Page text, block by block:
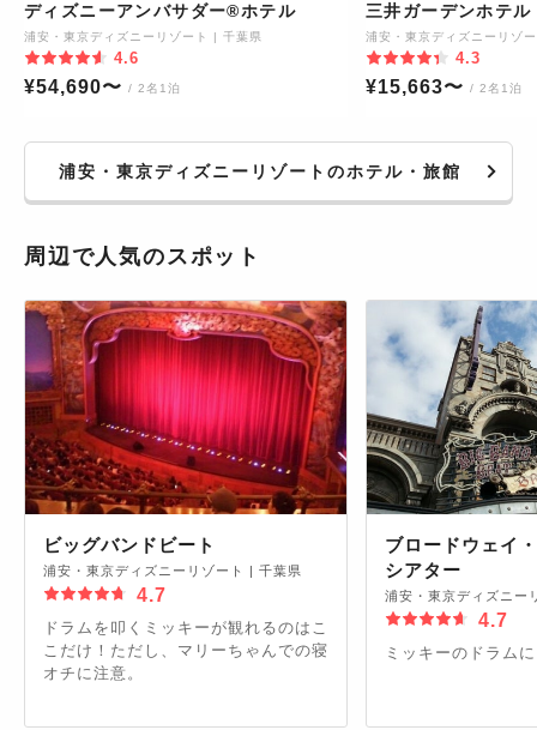
ディズニーアンバサダー®ホテル
浦安・東京ディズニーリゾート | 千葉県
4.6
¥54,690〜 / 2名1泊
三井ガーデンホテ
浦安・東京ディズニーリゾ
4.3
¥15,663〜 / 2名1泊
浦安・東京ディズニーリゾートのホテル・旅館
周辺で人気のスポット
ビッグバンドビート
浦安・東京ディズニーリゾート | 千葉県
4.7
ドラムを叩くミッキーが観れるのはこ
こだけ！ただし、マリーちゃんでの寝
オチに注意。
ブロードウェイ
シアター
浦安・東京ディズニー
4.7
ミッキーのドラム